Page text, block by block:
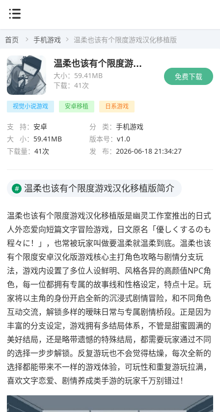
首页 手机游戏 温柔也该有个限度游戏汉化移植版
免费下载
大小： 59.41MB
下载： 41次
温柔也该有个限度游戏汉化移植版
视觉小说游戏 安卓移植 日系游戏
支 持： 安卓 分 类： 手机游戏
大 小： 59.41MB 版本号： v1.0
下载量： 41次 发 布： 2026-06-18 21:34:27
# 温柔也该有个限度游戏汉化移植版简介
温柔也该有个限度游戏汉化移植版是幽灵工作室推出的日式
人外恋爱向短篇文字冒险游戏，日文原名「優しくするのも
程々に！」，也常被玩家叫做要温柔就温柔到底。温柔也该
有个限度安卓汉化版游戏核心主打角色攻略与剧情分支玩
法，游戏内设置了多位人设鲜明、风格各异的高颜值NPC角
色，每一位都拥有专属的故事线和性格设定，特点十足。玩
家将以主角的身份开启全新的沉浸式剧情冒险，和不同角色
互动交流，解锁多样的暧昧日常与专属剧情桥段。正是因为
丰富的分支设定，游戏拥有多结局体系，不管是甜蜜圆满的
美好结局，还是略带遗憾的特殊结局，都需要玩家通过不同
的选择一步步解锁。反复游玩也不会觉得枯燥，每次全新的
选择都能带来不一样的游戏体验，可玩性和重复游玩拉满，
喜欢文字恋爱、剧情养成类手游的玩家千万别错过！